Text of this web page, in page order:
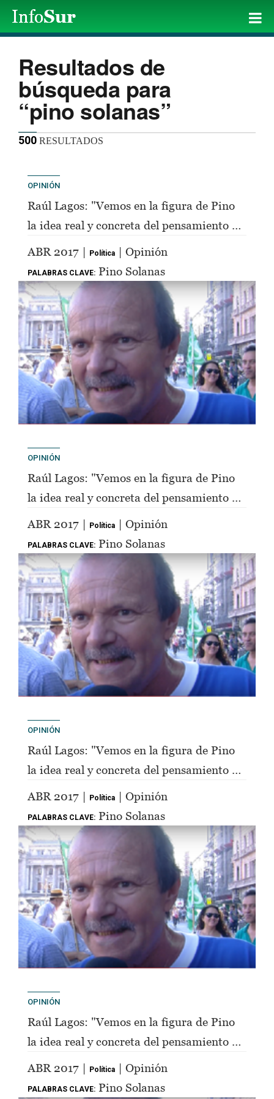
Resultados de
búsqueda para
“pino solanas”
500 RESULTADOS
OPINIÓN
Raúl Lagos: "Vemos en la figura de Pino
la idea real y concreta del pensamiento de
Perón"
ABR 2017 | Política | Opinión
PALABRAS CLAVE: Pino Solanas
OPINIÓN
Raúl Lagos: "Vemos en la figura de Pino
la idea real y concreta del pensamiento de
Perón"
ABR 2017 | Política | Opinión
PALABRAS CLAVE: Pino Solanas
OPINIÓN
Raúl Lagos: "Vemos en la figura de Pino
la idea real y concreta del pensamiento de
ABR 2017 | Política | Opinión
PALABRAS CLAVE: Pino Solanas
OPINIÓN
Raúl Lagos: "Vemos en la figura de Pino
la idea real y concreta del pensamiento de
Perón"
ABR 2017 | Política | Opinión
PALABRAS CLAVE: Pino Solanas